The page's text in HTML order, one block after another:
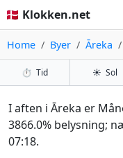
🇩🇰 Klokken.net
Home Byer Āreka
⏱️ Tid ☀️ Sol
I aften i Āreka er
3866.0% belysning;
07:18.